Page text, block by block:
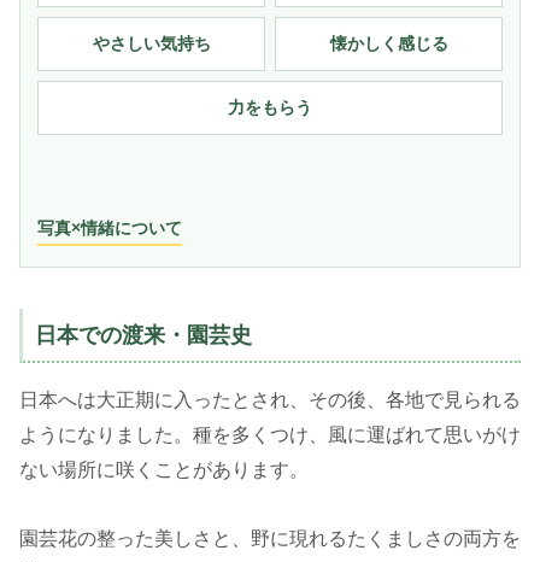
やさしい気持ち 懐かしく感じる
力をもらう
写真×情緒について
日本での渡来・園芸史
日本へは大正期に入ったとされ、その後、各地で見られる
ようになりました。種を多くつけ、風に運ばれて思いがけ
ない場所に咲くことがあります。
園芸花の整った美しさと、野に現れるたくましさの両方を